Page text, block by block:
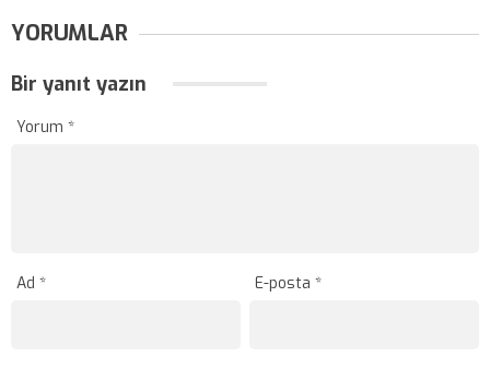
YORUMLAR
Bir yanıt yazın
Yorum *
Ad * E-posta*